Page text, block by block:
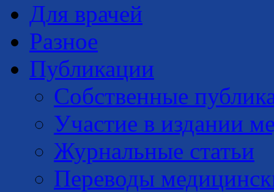
Для врачей
Разное
Публикации
Собственные
Участие в издании
Журнальные статьи
Переводы